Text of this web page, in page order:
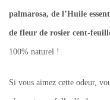
palmarosa, de l’Huile
de fleur de rosier cent-
100% naturel !
Si vous aimez cette odeur,